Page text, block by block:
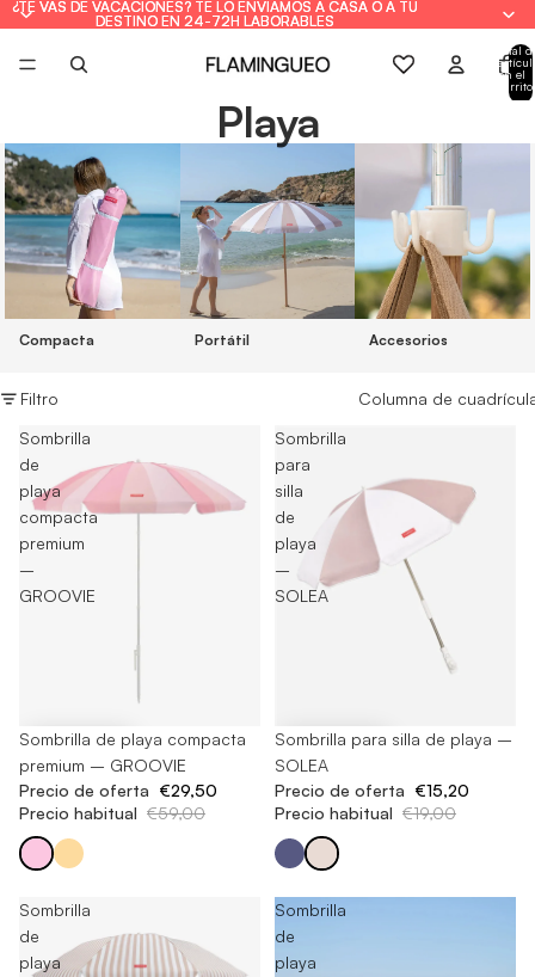
¿TE VAS DE VACACIONES? TE LO ENVIAMOS A CASA O A TU
DESTINO EN 24-72H LABORABLES
¿TE VAS DE VACACIONES? TE LO ENVIAMOS A CASA O A TU
DESTINO EN 24-72H LABORABLES
Total
en el
carrito:
Playa
Compacta Portátil Accesorios
Filtro
Columna de
Sombrilla
de
playa
compacta
premium
–
GROOVIE
-50%
Sombrilla de playa compacta
premium – GROOVIE
Precio de oferta €29,50
Precio habitual €59,00
Sombrilla
para
silla
de
playa
–
SOLEA
-20%
Sombrilla para silla de playa –
SOLEA
Precio de oferta €15,20
Precio habitual €19,00
Sombrilla
de
playa
Sombrilla
de
playa